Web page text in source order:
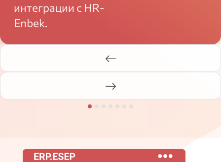
интеграции с HR-
Enbek.